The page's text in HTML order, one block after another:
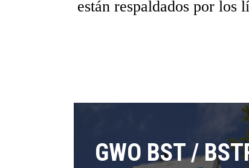
están respaldados por los
GWO BST /